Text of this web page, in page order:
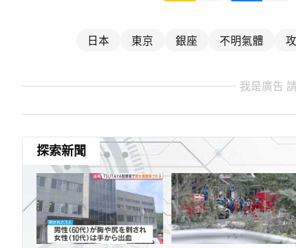
日本 東京 銀座 不明氣體
我是廣告
探索新聞